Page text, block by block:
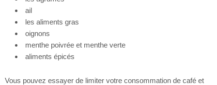
ail
les aliments gras
oignons
menthe poivrée et menthe verte
aliments épicés
Vous pouvez essayer de limiter votre consommation de café et